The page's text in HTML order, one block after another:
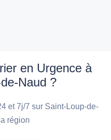
en Urgence à
Naud ?
et 7j/7 sur Saint-Loup-de-
région